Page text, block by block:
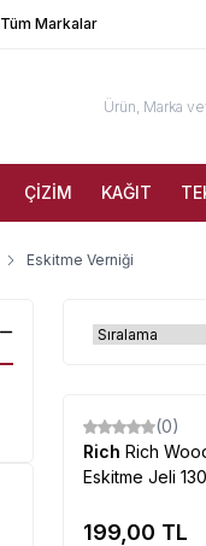
Tüm Markalar
ÇİZİM KAĞIT
Eskitme Verniği
(0)
Rich Rich
Eskitme Jeli
199,00 TL